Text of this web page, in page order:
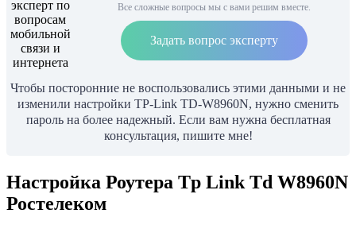
Все сложные вопросы мы с вами решим вместе.
Задать вопрос эксперту
Чтобы посторонние не воспользовались этими данными и не
изменили настройки TP-Link TD-W8960N, нужно сменить
пароль на более надежный. Если вам нужна бесплатная
консультация, пишите мне!
Настройка Роутера Tp Link Td W8960N
Ростелеком